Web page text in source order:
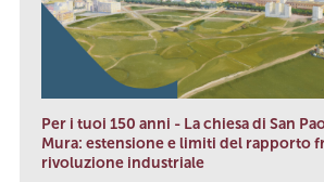
Per i tuoi 150 anni - La chiesa di San
Mura: estensione e limiti del rapporto
rivoluzione industriale